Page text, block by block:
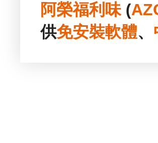
阿榮福利味(
供免安裝軟體、